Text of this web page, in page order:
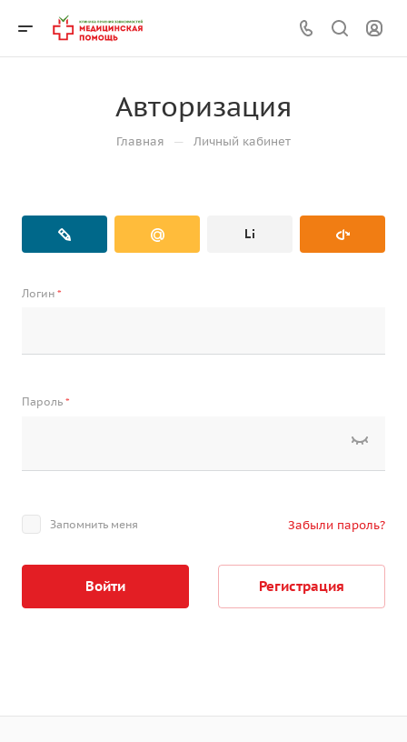
Авторизация
Главная — Личный кабинет
Логин *
Пароль *
Запомнить меня Забыли пароль?
Войти Регистрация